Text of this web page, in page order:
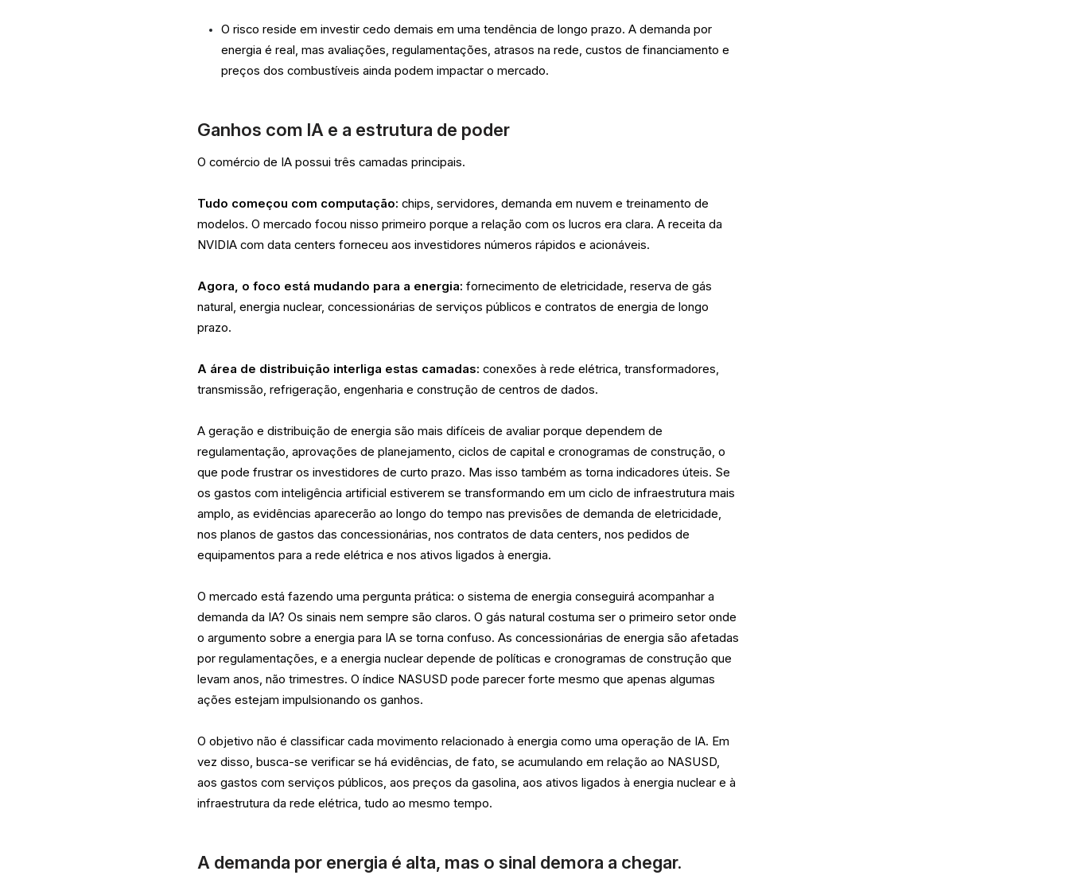
O risco reside em investir cedo demais em uma tendência de longo prazo. A demanda por
energia é real, mas avaliações, regulamentações, atrasos na rede, custos de financiamento e
preços dos combustíveis ainda podem impactar o mercado.
Ganhos com IA e a estrutura de poder
O comércio de IA possui três camadas principais.
Tudo começou com computação: chips, servidores, demanda em nuvem e treinamento de
modelos. O mercado focou nisso primeiro porque a relação com os lucros era clara. A receita da
NVIDIA com data centers forneceu aos investidores números rápidos e acionáveis.
Agora, o foco está mudando para a energia: fornecimento de eletricidade, reserva de gás
natural, energia nuclear, concessionárias de serviços públicos e contratos de energia de longo
prazo.
A área de distribuição interliga estas camadas: conexões à rede elétrica, transformadores,
transmissão, refrigeração, engenharia e construção de centros de dados.
A geração e distribuição de energia são mais difíceis de avaliar porque dependem de
regulamentação, aprovações de planejamento, ciclos de capital e cronogramas de construção, o
que pode frustrar os investidores de curto prazo. Mas isso também as torna indicadores úteis. Se
os gastos com inteligência artificial estiverem se transformando em um ciclo de infraestrutura mais
amplo, as evidências aparecerão ao longo do tempo nas previsões de demanda de eletricidade,
nos planos de gastos das concessionárias, nos contratos de data centers, nos pedidos de
equipamentos para a rede elétrica e nos ativos ligados à energia.
O mercado está fazendo uma pergunta prática: o sistema de energia conseguirá acompanhar a
demanda da IA? Os sinais nem sempre são claros. O gás natural costuma ser o primeiro setor onde
o argumento sobre a energia para IA se torna confuso. As concessionárias de energia são afetadas
por regulamentações, e a energia nuclear depende de políticas e cronogramas de construção que
levam anos, não trimestres. O índice NASUSD pode parecer forte mesmo que apenas algumas
ações estejam impulsionando os ganhos.
O objetivo não é classificar cada movimento relacionado à energia como uma operação de IA. Em
vez disso, busca-se verificar se há evidências, de fato, se acumulando em relação ao NASUSD,
aos gastos com serviços públicos, aos preços da gasolina, aos ativos ligados à energia nuclear e à
infraestrutura da rede elétrica, tudo ao mesmo tempo.
A demanda por energia é alta, mas o sinal demora a chegar.